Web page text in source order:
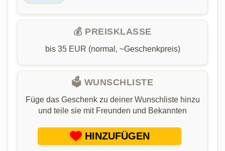
💰 PREISKLASSE
bis 35 EUR (normal, ~Geschenkpreis)
🗳️ WUNSCHLISTE
Füge das Geschenk zu deiner Wunschliste hinzu
und teile sie mit Freunden und Bekannten
HINZUFÜGEN